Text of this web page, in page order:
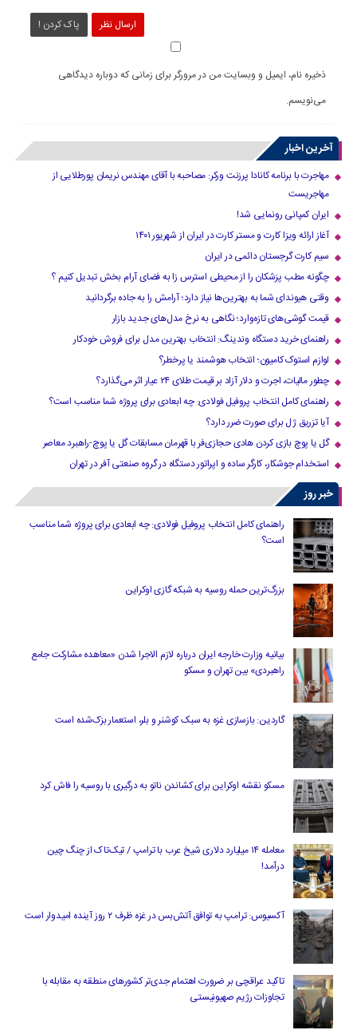
ارسال نظر پاک کردن !
ذخیره نام، ایمیل و وبسایت من در مرورگر برای زمانی که دوباره دیدگاهی
می‌نویسم.
آخرین اخبار
مهاجرت با برنامه کانادا پرزنت ورکر: مصاحبه با آقای مهندس نریمان پورطلایی از
مهاجریست
ایران کمپانی رونمایی شد!
آغاز ارائه ویزا کارت و مستر کارت در ایران از شهریور ۱۴۰۱
سیم کارت گرجستان دائمی در ایران
چگونه مطب پزشکان را از محیطی استرس زا به فضای آرام بخش تبدیل کنیم ؟
وقتی هیوندای شما به بهترین‌ها نیاز دارد؛ آرامش را به جاده برگردانید
قیمت گوشی‌های تازه‌وارد؛ نگاهی به نرخ مدل‌های جدید بازار
راهنمای خرید دستگاه وندینگ: انتخاب بهترین مدل برای فروش خودکار
لوازم استوک کامیون؛ انتخاب هوشمند یا پرخطر؟
چطور مالیات، اجرت و دلار آزاد بر قیمت طلای ۲۴ عیار اثر می‌گذارد؟
راهنمای کامل انتخاب پروفیل فولادی: چه ابعادی برای پروژه شما مناسب است؟
آیا تزریق ژل برای صورت ضرر دارد​؟
گل یا پوچ بازی کردن هادی حجازی‌فر با قهرمان مسابقات گل یا پوچ-راهبرد معاصر
استخدام جوشکار، کارگر ساده و اپراتور دستگاه در گروه صنعتی آفر در تهران
خبر روز
راهنمای کامل انتخاب پروفیل فولادی: چه ابعادی برای پروژه شما مناسب
است؟
بزرگ‌ترین حمله روسیه به شبکه گازی اوکراین
بیانیه وزارت خارجه ایران درباره لازم‌ الاجرا شدن «معاهده مشارکت جامع
راهبردی» بین تهران و مسکو
گاردین: بازسازی غزه به سبک کوشنر و بلر، استعمار بزک‌شده است
مسکو نقشه اوکراین برای کشاندن ناتو به درگیری با روسیه را فاش کرد
معامله ۱۴ میلیارد دلاری شیخ عرب با ترامپ / تیک‌تاک از چنگ چین
درآمد!
آکسیوس: ترامپ به توافق آتش‌بس در غزه ظرف ۲ روز آینده امیدوار است
تاکید عراقچی بر ضرورت اهتمام جدی‌تر کشورهای منطقه به مقابله با
تجاوزات رژیم صهیونیستی